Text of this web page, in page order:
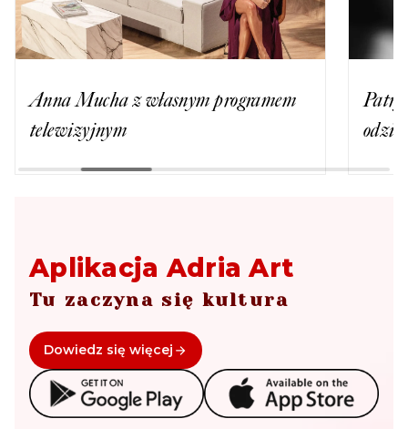
Anna Mucha z własnym programem
telewizyjnym
Aplikacja Adria Art
Tu zaczyna się kultura
Dowiedz się więcej